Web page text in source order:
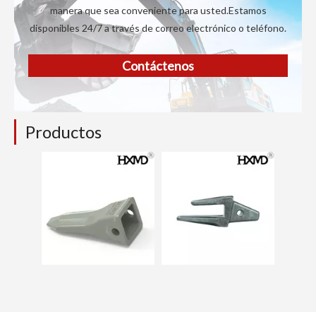
manera que sea conveniente para usted.Estamos
disponibles 24/7 a través de correo electrónico o teléfono.
Contáctenos
Productos